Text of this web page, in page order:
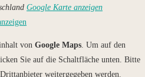
Google Karte anzeigen
von Google Maps. Um auf den
Sie auf die Schaltfläche unten. Bitte
weitergegeben werden.